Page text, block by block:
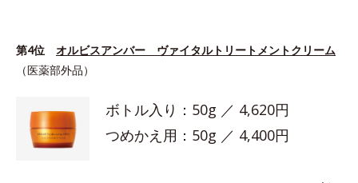
第4位
オルビスアンバー ヴァイタルトリートメントクリーム
（医薬部外品）
ボトル入り：50g ／ 4,620円
つめかえ用：50g ／ 4,400円